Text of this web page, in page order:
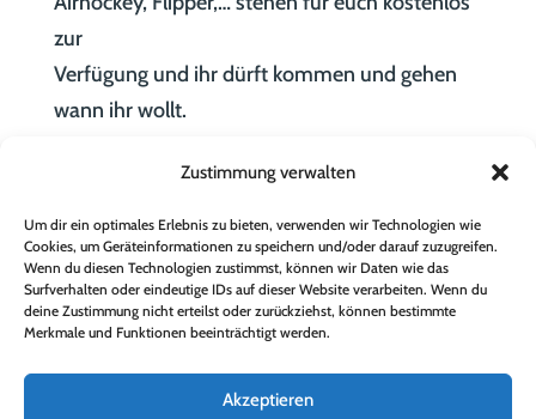
Zustimmung verwalten
Um dir ein optimales Erlebnis zu bieten, verwenden wir Technologien wie
Cookies, um Geräteinformationen zu speichern und/oder darauf zuzugreifen.
Wenn du diesen Technologien zustimmst, können wir Daten wie das
Surfverhalten oder eindeutige IDs auf dieser Website verarbeiten. Wenn du
deine Zustimmung nicht erteilst oder zurückziehst, können bestimmte
Merkmale und Funktionen beeinträchtigt werden.
Akzeptieren
zur
Verfügung und ihr dürft kommen und gehen
wann ihr wollt.
und Snacks für den kleinen Hunger an – bei
unseren Preisen freut sich auch euer
Sparschwein!
Jede/r die/der regelmäßig zu uns auf Besuch
kommt, erhält eine kostenlose Mitgliedskarte,
der man z.B. Kontroller und Spiele für die PS4